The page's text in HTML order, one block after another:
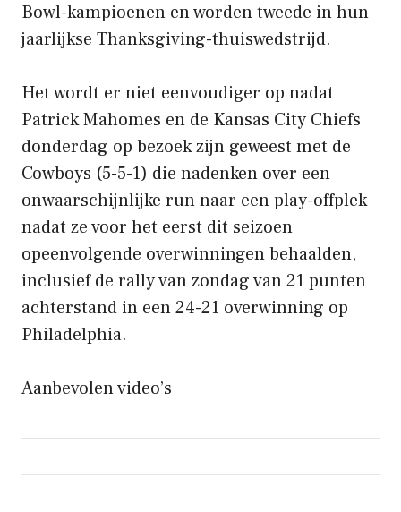
Bowl-kampioenen en worden tweede in hun
jaarlijkse Thanksgiving-thuiswedstrijd.
Het wordt er niet eenvoudiger op nadat
Patrick Mahomes en de Kansas City Chiefs
donderdag op bezoek zijn geweest met de
Cowboys (5-5-1) die nadenken over een
onwaarschijnlijke run naar een play-offplek
nadat ze voor het eerst dit seizoen
opeenvolgende overwinningen behaalden,
inclusief de rally van zondag van 21 punten
achterstand in een 24-21 overwinning op
Philadelphia.
Aanbevolen video’s